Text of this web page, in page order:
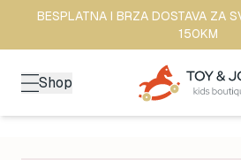
BESPLATNA I BRZA DOSTAVA ZA
150KM
Shop